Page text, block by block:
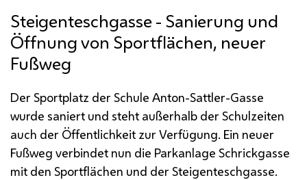
Steigenteschgasse - Sanierung und
Öffnung von Sportflächen, neuer
Fußweg
Der Sportplatz der Schule Anton-Sattler-Gasse
wurde saniert und steht außerhalb der Schulzeiten
auch der Öffentlichkeit zur Verfügung. Ein neuer
Fußweg verbindet nun die Parkanlage Schrickgasse
mit den Sportflächen und der Steigenteschgasse.